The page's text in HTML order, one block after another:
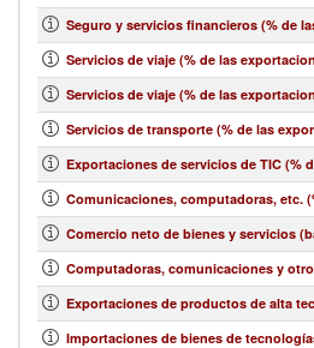
Seguro y servicios financieros (% de
Servicios de viaje (% de las
Servicios de viaje (% de las
Servicios de transporte (% de las
Exportaciones de servicios de TIC (%
Comunicaciones, computadoras, etc.
Comercio neto de bienes y servicios
Computadoras, comunicaciones y
Exportaciones de productos de alta
Importaciones de bienes de